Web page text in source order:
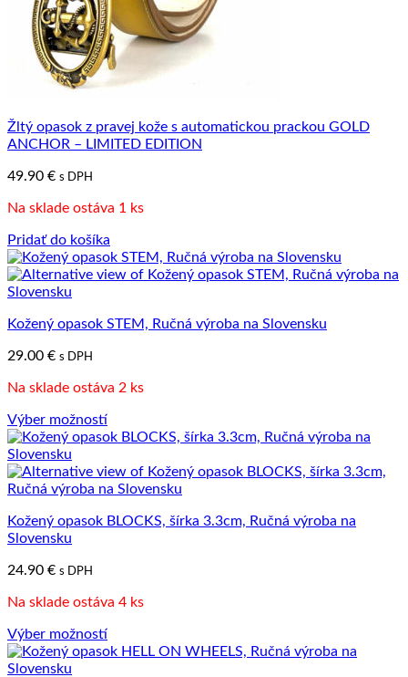
Žltý opasok z pravej kože s automatickou prackou GOLD
ANCHOR – LIMITED EDITION
49.90 € s DPH
Na sklade ostáva 1 ks
Pridať do košíka
Kožený opasok STEM, Ručná výroba na Slovensku
29.00 € s DPH
Na sklade ostáva 2 ks
Výber možností
Tento
produkt
má
viacero
Možnosti
si
vybrať
stránke
produktu.
Kožený opasok BLOCKS, šírka 3.3cm, Ručná výroba na
Slovensku
24.90 € s DPH
Na sklade ostáva 4 ks
Výber možností
Tento
produkt